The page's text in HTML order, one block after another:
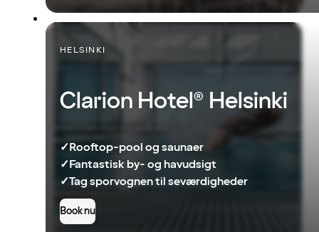
HELSINKI
Clarion Hotel® Helsinki
✓Rooftop-pool og saunaer
✓Fantastisk by- og havudsigt
✓Tag sporvognen til seværdigheder
Book nu